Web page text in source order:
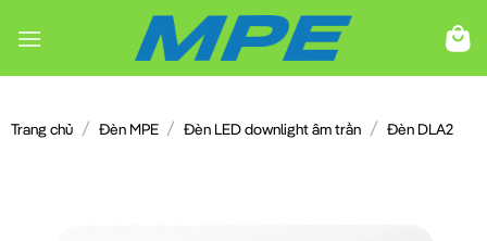
đến
Trang chủ / Đèn MPE / Đèn LED downlight âm trần / Đèn DLA2